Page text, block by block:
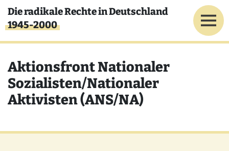
Direkt zum Inhalt
Die radikale Rechte in Deutschland
1945-2000
Aktionsfront Nationaler
Sozialisten/Nationaler
Aktivisten (ANS/NA)